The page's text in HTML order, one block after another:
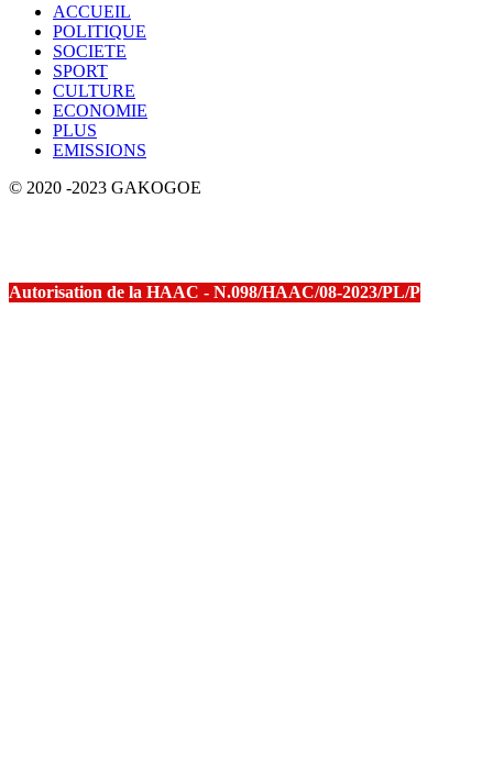
ACCUEIL
POLITIQUE
SOCIETE
SPORT
CULTURE
ECONOMIE
PLUS
EMISSIONS
© 2020 -2023 GAKOGOE
Autorisation de la HAAC - N.098/HAAC/08-2023/PL/P